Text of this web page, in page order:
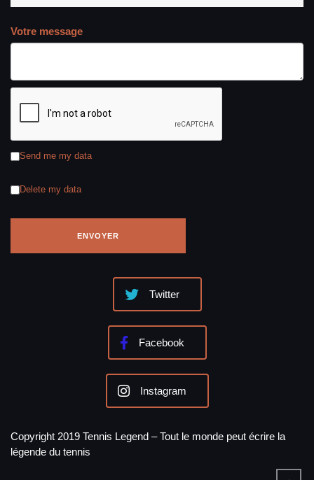
Votre message
Send me my data
Delete my data
Twitter
Facebook
Instagram
Copyright 2019 Tennis Legend – Tout le monde peut écrire la
légende du tennis